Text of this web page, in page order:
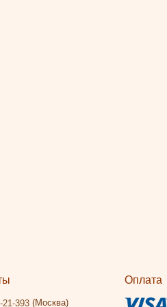
21-393(Москва)
Оплата